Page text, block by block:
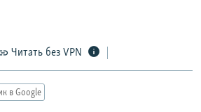
Читать без VPN
в Google